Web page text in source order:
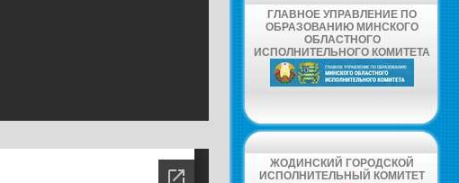
ГЛАВНОЕ УПРАВЛЕНИЕ ПО
ОБРАЗОВАНИЮ МИНСКОГО
ОБЛАСТНОГО
ИСПОЛНИТЕЛЬНОГО КОМИТЕТА
ЖОДИНСКИЙ ГОРОДСКОЙ
ИСПОЛНИТЕЛЬНЫЙ КОМИТЕТ